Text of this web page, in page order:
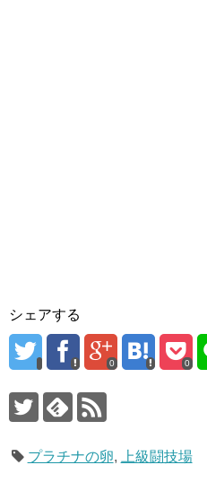
シェアする
0 0
プラチナの卵, 上級闘技場